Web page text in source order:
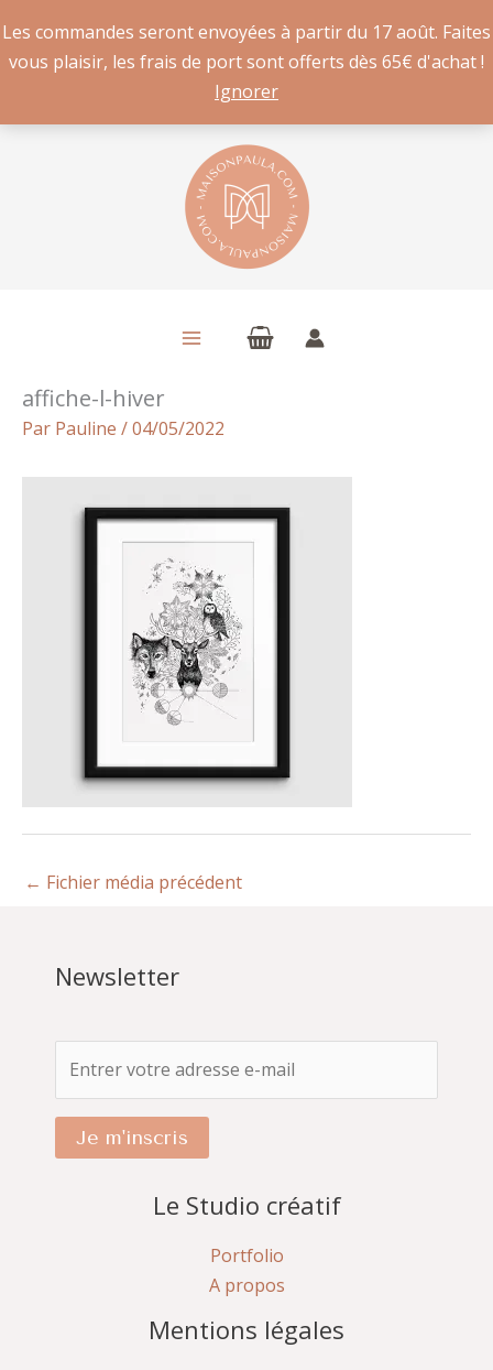
Les commandes seront envoyées à partir du 17 août. Faites
vous plaisir, les frais de port sont offerts dès 65€ d'achat !
Ignorer
affiche-l-hiver
Par Pauline /04/05/2022
← Fichier média précédent
Newsletter
Je m'inscris
Le Studio créatif
Portfolio
A propos
Mentions légales